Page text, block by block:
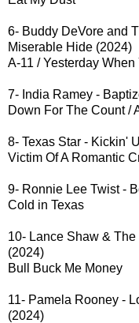
6- Buddy DeVore and
Miserable Hide (2024)
A-11 / Yesterday
7- India Ramey -
Down For The Count /
8- Texas Star - Kickin'
Victim Of A Romantic
9- Ronnie Lee Twist -
Cold in Texas
10- Lance Shaw &
(2024)
Bull Buck Me Money
11- Pamela Rooney -
(2024)